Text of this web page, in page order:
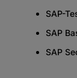
SAP-
SAP
SAP